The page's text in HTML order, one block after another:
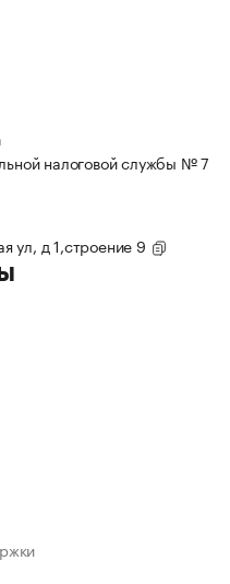
налоговой службы № 7
ул, д 1,строение 9